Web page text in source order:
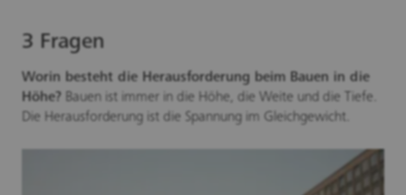
3 Fragen
Worin besteht die Herausforderung beim Bauen in die
Höhe? Bauen ist immer in die Höhe, die Weite und die Tiefe.
Die Herausforderung ist die Spannung im Gleichgewicht.